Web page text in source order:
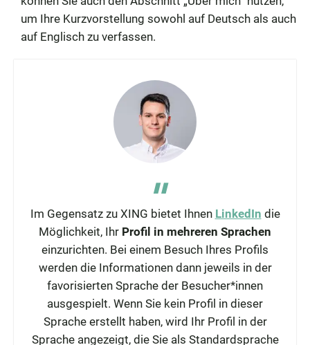
um Ihre Kurzvorstellung sowohl auf Deutsch als auch
auf Englisch zu verfassen.
Im Gegensatz zu XING bietet Ihnen LinkedIn die
Möglichkeit, Ihr Profil in mehreren Sprachen
einzurichten. Bei einem Besuch Ihres Profils
werden die Informationen dann jeweils in der
favorisierten Sprache der Besucher*innen
ausgespielt. Wenn Sie kein Profil in dieser
Sprache erstellt haben, wird Ihr Profil in der
Sprache angezeigt, die Sie als Standardsprache